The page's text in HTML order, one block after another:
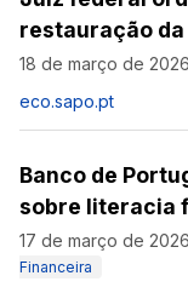
restauração
18 de março de 2026
eco.sapo.pt
Banco de
sobre literacia
17 de março de
Financeira